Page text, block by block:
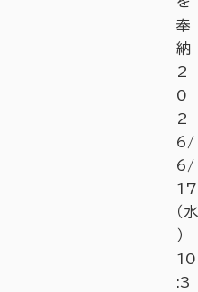
奉
納
2
0
2
6/
6/
17
（水
）
10
:3